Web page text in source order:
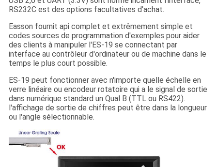
RS232C est des options facultatives d'achat.
Easson fournit api complet et extrêmement simple et
codes sources de programmation d'exemples pour aider
des clients à manipuler l'ES-19 se connectant par
interface au contrôleur d'ordinateur ou de machine dans le
temps le plus court possible.
ES-19 peut fonctionner avec n'importe quelle échelle en
verre linéaire ou encodeur rotatoire qui a le signal de sortie
dans numérique standard un Qual B (TTL ou RS422).
l'affichage de sortie de chiffres peut être dans la longueur
ou l'angle sélectionnable.